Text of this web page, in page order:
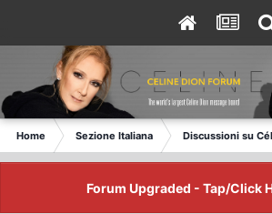
Home Sezione Italiana Discussioni su
Forum Upgraded - Tap/Click